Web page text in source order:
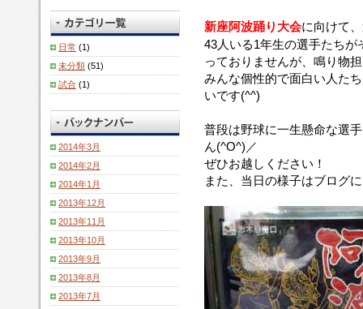
新座阿波踊り大会に向けて
43人いる1年生の選手たち
っておりませんが、鳴り物
みんな個性的で面白い人た
いです(^^)
普段は野球に一生懸命な選
ん(^O^)／
ぜひお越しください！
また、当日の様子はブログ
日常 (1)
未分類 (51)
試合 (1)
2014年3月
2014年2月
2014年1月
2013年12月
2013年11月
2013年10月
2013年9月
2013年8月
2013年7月